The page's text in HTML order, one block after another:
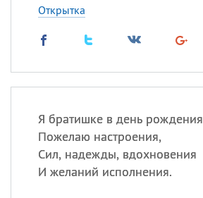
Открытка
Я братишке в день рождения
Пожелаю настроения,
Сил, надежды, вдохновения
И желаний исполнения.